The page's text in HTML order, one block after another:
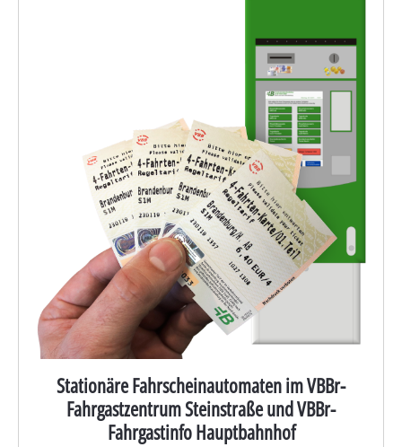
Stationäre Fahrscheinautomaten im VBBr-
Fahrgastzentrum Steinstraße und VBBr-
Fahrgastinfo Hauptbahnhof